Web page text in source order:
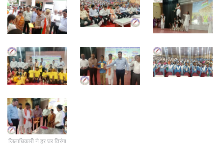
जिलाधिकारी ने हर घर तिरंगा